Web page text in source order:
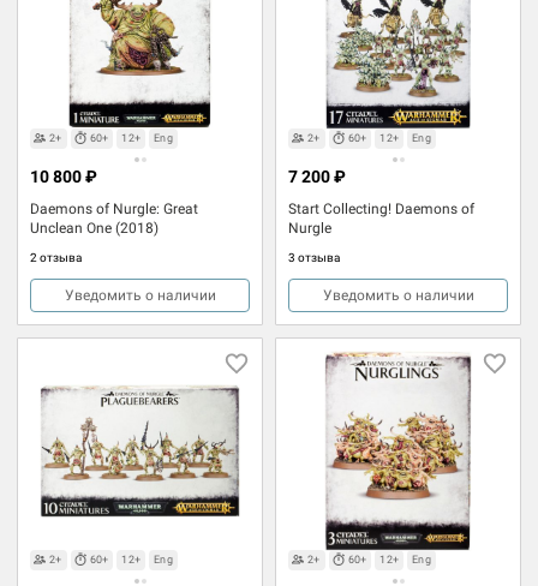
2+ 60+ 12+ Eng
Daemons of Nurgle: Great
Unclean One (2018)
2 отзыва
10 800 ₽
Уведомить о наличии
2+ 60+ 12+ Eng
Start Collecting! Daemons of
Nurgle
3 отзыва
7 200 ₽
Уведомить о наличии
2+ 60+ 12+ Eng 2+ 60+ 12+ Eng